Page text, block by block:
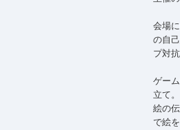
会場
の自
プ対
ゲー
立て。
絵の
で絵